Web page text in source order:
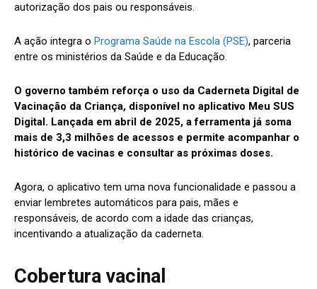
autorização dos pais ou responsáveis.
A ação integra o Programa Saúde na Escola (PSE), parceria
entre os ministérios da Saúde e da Educação.
O governo também reforça o uso da Caderneta Digital de
Vacinação da Criança, disponível no aplicativo Meu SUS
Digital. Lançada em abril de 2025, a ferramenta já soma
mais de 3,3 milhões de acessos e permite acompanhar o
histórico de vacinas e consultar as próximas doses.
Agora, o aplicativo tem uma nova funcionalidade e passou a
enviar lembretes automáticos para pais, mães e
responsáveis, de acordo com a idade das crianças,
incentivando a atualização da caderneta.
Cobertura vacinal